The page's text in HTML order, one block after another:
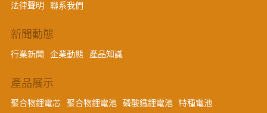
法律聲明
聯系我們
新聞動態
行業新聞 企業動態 產品知識
產品展示
聚合物鋰電芯 聚合物鋰電池 磷酸鐵鋰電池
特種電池